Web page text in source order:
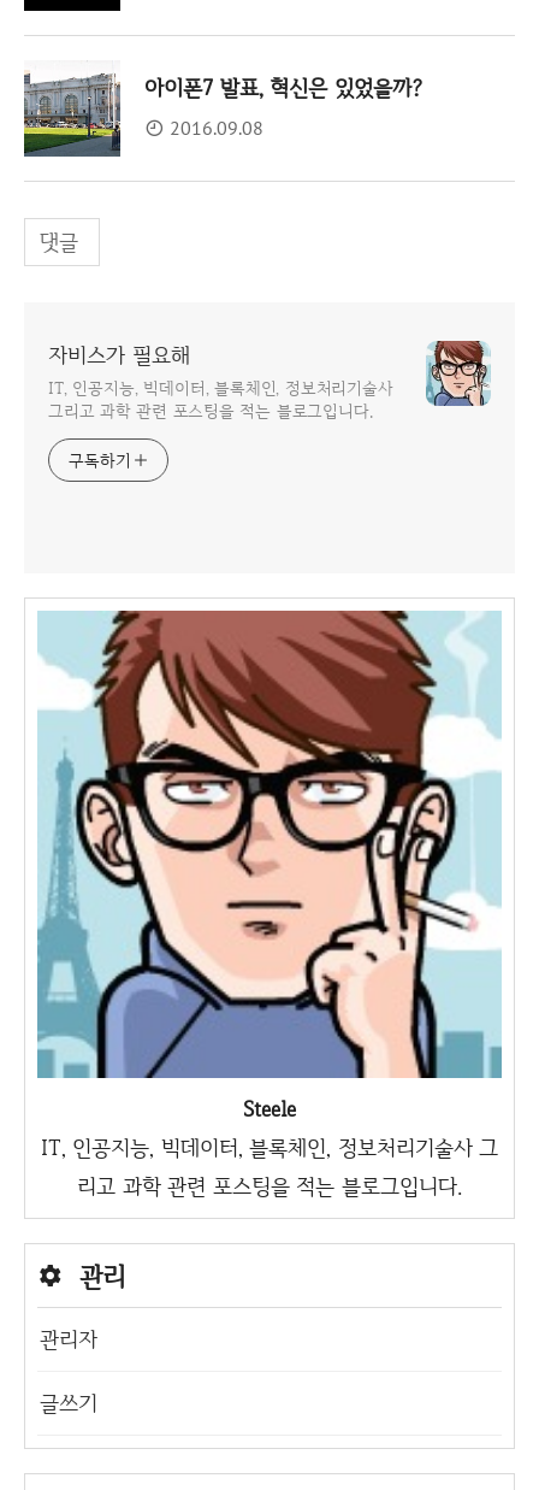
아이폰7 발표, 혁신은 있었을까?
2016.09.08
댓글
자비스가 필요해
IT, 인공지능, 빅데이터, 블록체인, 정보처리기술사
그리고 과학 관련 포스팅을 적는 블로그입니다.
구독하기
Steele
IT, 인공지능, 빅데이터, 블록체인, 정보처리기술사 그
리고 과학 관련 포스팅을 적는 블로그입니다.
관리
관리자
글쓰기